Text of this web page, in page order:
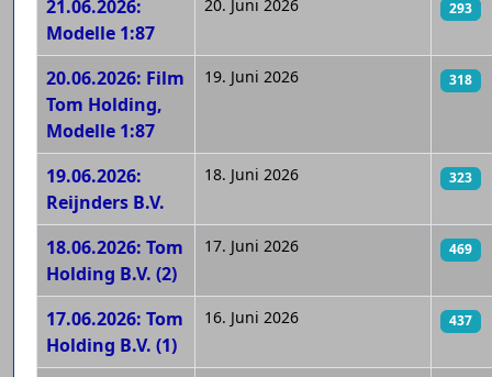
21.06.2026:
Modelle 1:87
20. Juni 2026 293
20.06.2026: Film
Tom Holding,
Modelle 1:87
19. Juni 2026 318
19.06.2026:
Reijnders B.V.
18. Juni 2026 323
18.06.2026: Tom
Holding B.V. (2)
17. Juni 2026 469
17.06.2026: Tom
Holding B.V. (1)
16. Juni 2026 437